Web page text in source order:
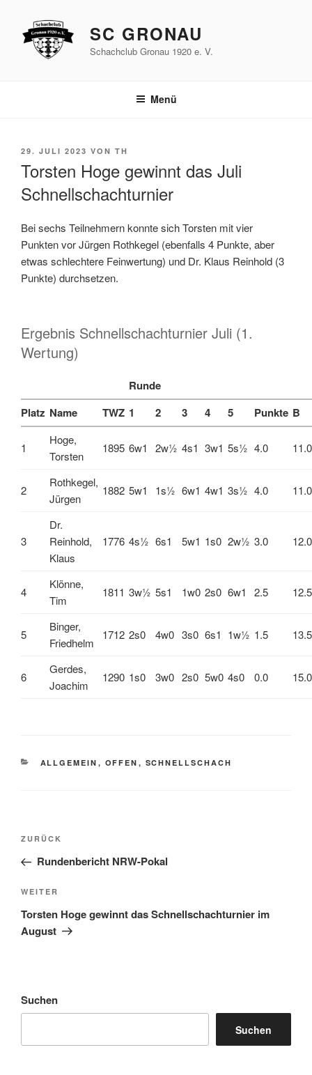
springen
SC GRONAU
Schachclub Gronau 1920 e. V.
Menü
VERÖFFENTLICHT
29. JULI 2023 VON TH
Torsten Hoge gewinnt das Juli
Schnellschachturnier
Bei sechs Teilnehmern konnte sich Torsten mit vier
Punkten vor Jürgen Rothkegel (ebenfalls 4 Punkte, aber
etwas schlechtere Feinwertung) und Dr. Klaus Reinhold (3
Punkte) durchsetzen.
Ergebnis Schnellschachturnier Juli (1.
Wertung)
Runde
Platz Name TWZ 1 2 3 4 5 Punkte B
1
Hoge,
Torsten
1895 6w1 2w½ 4s1 3w1 5s½ 4.0 11.0
2
Rothkegel,
Jürgen
1882 5w1 1s½ 6w1 4w1 3s½ 4.0 11.0
3
Dr.
Reinhold,
Klaus
1776 4s½ 6s1 5w1 1s0 2w½ 3.0 12.0
4
Klönne,
Tim
1811 3w½ 5s1 1w0 2s0 6w1 2.5 12.5
5
Binger,
Friedhelm
1712 2s0 4w0 3s0 6s1 1w½ 1.5 13.5
6
Gerdes,
Joachim
1290 1s0 3w0 2s0 5w0 4s0 0.0 15.0
KATEGORIEN
ALLGEMEIN , OFFEN , SCHNELLSCHACH
Beitragsnavigation
Vorheriger
Beitrag
ZURÜCK
Rundenbericht NRW-Pokal
Nächster
Beitrag
WEITER
Torsten Hoge gewinnt das Schnellschachturnier im
August
Suchen
Suchen